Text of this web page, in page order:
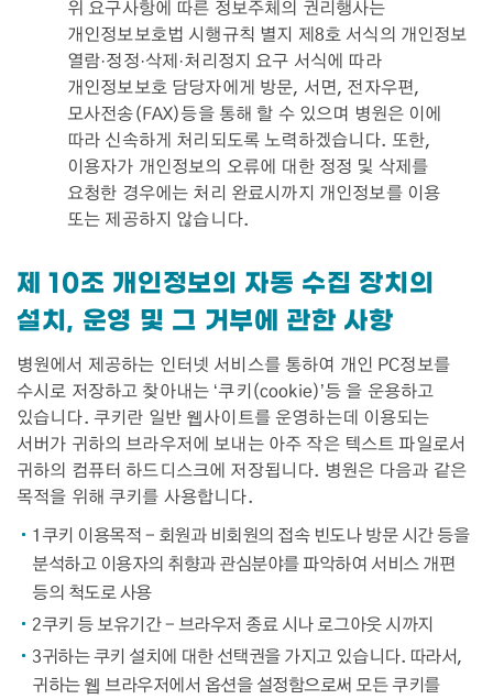
위 요구사항에 따른 정보주체의 권리행사는
개인정보보호법 시행규칙 별지 제8호 서식의 개인정보
열람·정정·삭제·처리정지 요구 서식에 따라
개인정보보호 담당자에게 방문, 서면, 전자우편,
모사전송(FAX)등을 통해 할 수 있으며 병원은 이에
따라 신속하게 처리되도록 노력하겠습니다. 또한,
이용자가 개인정보의 오류에 대한 정정 및 삭제를
요청한 경우에는 처리 완료시까지 개인정보를 이용
또는 제공하지 않습니다.
제 10조 개인정보의 자동 수집 장치의
설치, 운영 및 그 거부에 관한 사항
병원에서 제공하는 인터넷 서비스를 통하여 개인 PC정보를
수시로 저장하고 찾아내는 ‘쿠키(cookie)’등 을 운용하고
있습니다. 쿠키란 일반 웹사이트를 운영하는데 이용되는
서버가 귀하의 브라우저에 보내는 아주 작은 텍스트 파일로서
귀하의 컴퓨터 하드디스크에 저장됩니다. 병원은 다음과 같은
목적을 위해 쿠키를 사용합니다.
1쿠키 이용목적 - 회원과 비회원의 접속 빈도나 방문 시간 등을
분석하고 이용자의 취향과 관심분야를 파악하여 서비스 개편
등의 척도로 사용
2쿠키 등 보유기간 - 브라우저 종료 시나 로그아웃 시까지
3귀하는 쿠키 설치에 대한 선택권을 가지고 있습니다. 따라서,
귀하는 웹 브라우저에서 옵션을 설정함으로써 모든 쿠키를